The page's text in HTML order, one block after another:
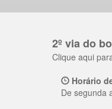
2º via do
Clique aqui
Horário
De segunda